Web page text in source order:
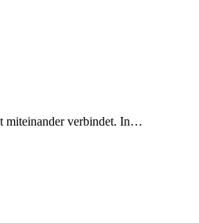
miteinander verbindet. In…